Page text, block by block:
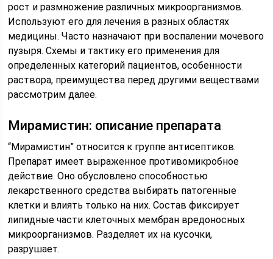
рост и размножение различных микроорганизмов.
Используют его для лечения в разных областях
медицины. Часто назначают при воспалении мочевого
пузыря. Схемы и тактику его применения для
определенных категорий пациентов, особенности
раствора, преимущества перед другими веществами
рассмотрим далее.
Мирамистин: описание препарата
“Мирамистин” относится к группе антисептиков.
Препарат имеет выраженное противомикробное
действие. Оно обусловлено способностью
лекарственного средства выбирать патогенные
клетки и влиять только на них. Состав фиксирует
липидные части клеточных мембран вредоносных
микроорганизмов. Разделяет их на кусочки,
разрушает.